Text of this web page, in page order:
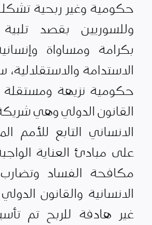
حكومية وغير ربحية
وللسوريين بقصد
بكرامة ومساواة
الاستدامة
حكومية نزيهة
القانون الدولي وهي
الانساني التابع للأمم
على مبادئ العناية
مكافحة الفساد وتضارب
الانسانية والقانون
غير هادفة للربح تم